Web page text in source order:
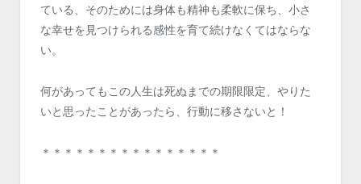
ている、そのためには身体も精神も柔軟に保ち、小さ
な幸せを見つけられる感性を育て続けなくてはならな
い。
何があってもこの人生は死ぬまでの期限限定、やりた
いと思ったことがあったら、行動に移さないと！
＊＊＊＊＊＊＊＊＊＊＊＊＊＊＊＊